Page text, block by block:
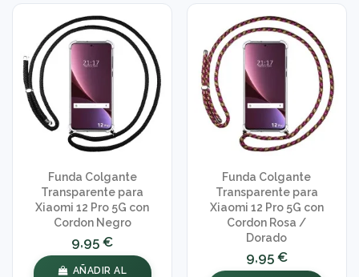
Funda Colgante
Transparente para
Xiaomi 12 Pro 5G con
Cordon Negro
9,95 €
AÑADIR AL
Funda Colgante
Transparente para
Xiaomi 12 Pro 5G con
Cordon Rosa /
Dorado
9,95 €